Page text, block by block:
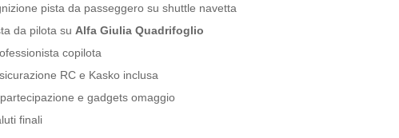
pista da passeggero su shuttle navetta
da pilota su Alfa Giulia Quadrifoglio
copilota
RC e Kasko inclusa
e gadgets omaggio
finali